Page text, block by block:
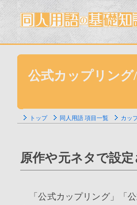
公式カップリング
トップ 同人用語 項目一覧 カッ
原作や元ネタで設
「公式カップリング」「公